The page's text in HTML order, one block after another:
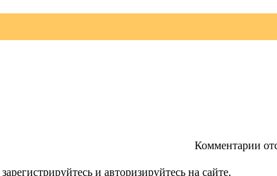
Комментарии
и авторизируйтесь на сайте.